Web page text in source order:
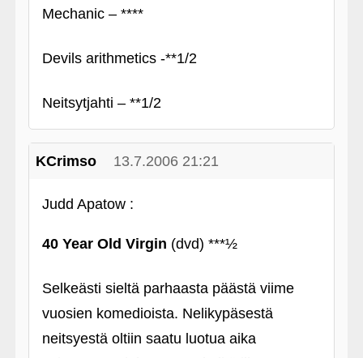
Mechanic – ****
Devils arithmetics -**1/2
Neitsytjahti – **1/2
KCrimso 13.7.2006 21:21
Judd Apatow :
40 Year Old Virgin (dvd) ***½
Selkeästi sieltä parhaasta päästä viime
vuosien komedioista. Nelikypäsestä
neitsyestä oltiin saatu luotua aika